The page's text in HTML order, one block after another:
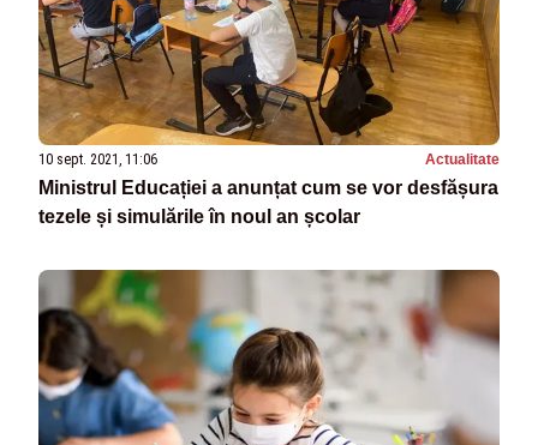
10 sept. 2021, 11:06 Actualitate
Ministrul Educației a anunțat cum se vor desfășura
tezele și simulările în noul an școlar